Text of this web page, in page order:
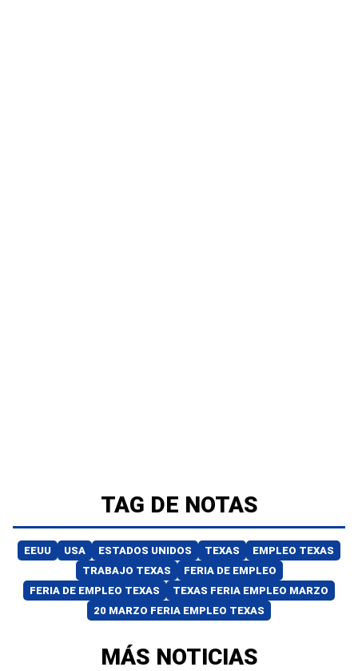
TAG DE NOTAS
EEUU USA ESTADOS UNIDOS TEXAS
EMPLEO TEXAS
TRABAJO TEXAS
FERIA DE EMPLEO
FERIA DE EMPLEO TEXAS
TEXAS FERIA EMPLEO MARZO
20 MARZO FERIA EMPLEO TEXAS
MÁS NOTICIAS